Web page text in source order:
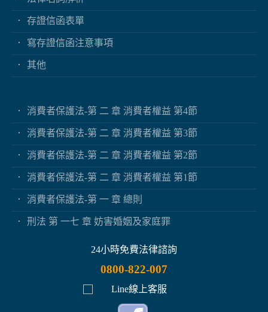
存證信函表單
寫存證信函注意事項
其他
消費者保護法-第 二 章 消費者權益 第4節
消費者保護法-第 二 章 消費者權益 第3節
消費者保護法-第 二 章 消費者權益 第2節
消費者保護法-第 二 章 消費者權益 第1節
消費者保護法-第 一 章 總則
刑法 第 一七 章 妨害婚姻及家庭罪
24小時免費法律諮詢
0800-822-007